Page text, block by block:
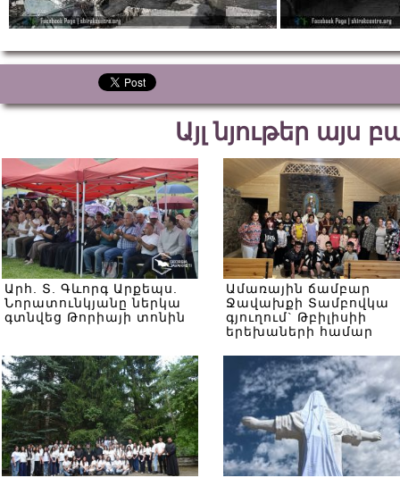
Այլ նյութեր այս
Արհ. Տ. Գևորգ Արքեպս.
Նորատունկյանը ներկա
գտնվեց Թորիայի տոնին
Ամառային ճամբար
Ջավախքի Տամբովկա
գյուղում` Թբիլիսիի
երեխաների համար